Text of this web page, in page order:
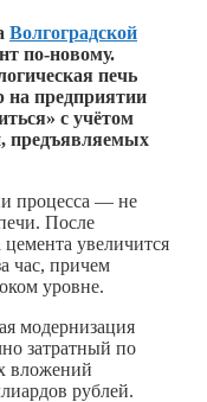
Волгоградской
по-новому.
печь
предприятии
с учётом
предъявляемых
процесса — не
После
увеличится
час, причем
уровне.
модернизация
затратный по
вложений
рублей.